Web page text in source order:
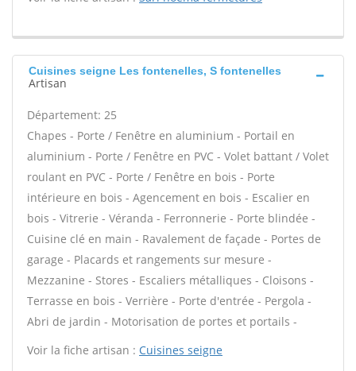
Cuisines seigne Les fontenelles, S fontenelles
Artisan
Département: 25
Chapes - Porte / Fenêtre en aluminium - Portail en
aluminium - Porte / Fenêtre en PVC - Volet battant / Volet
roulant en PVC - Porte / Fenêtre en bois - Porte
intérieure en bois - Agencement en bois - Escalier en
bois - Vitrerie - Véranda - Ferronnerie - Porte blindée -
Cuisine clé en main - Ravalement de façade - Portes de
garage - Placards et rangements sur mesure -
Mezzanine - Stores - Escaliers métalliques - Cloisons -
Terrasse en bois - Verrière - Porte d'entrée - Pergola -
Abri de jardin - Motorisation de portes et portails -
Voir la fiche artisan : Cuisines seigne